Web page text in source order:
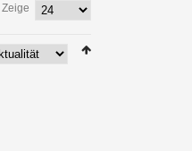
Zeige